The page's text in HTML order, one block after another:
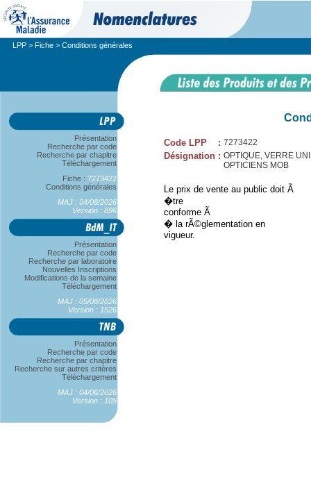
LPP > Fiche > Conditions générales
Présentation
Recherche par code
Recherche par chapitre
Téléchargement
Fiche : 7273422
Conditions générales
MAJ : 04/08/2026
Version : 896
Présentation
Recherche par code
Recherche par laboratoire
Nouvelles Inscriptions
Modifications de la semaine
Téléchargement
MAJ : 05/08/2026
Version : 1526
Présentation
Recherche par code
Recherche par chapitre
Recherche sur autres critères
Téléchargement
MAJ : 04/06/2026
Version : 105
Code LPP : 7273422
Désignation : OPTIQUE, VERRE
OPTICIENS MOB
Le prix de vente au public doit Ã
�tre
conforme Ã
� la rÃ©glementation en
vigueur.